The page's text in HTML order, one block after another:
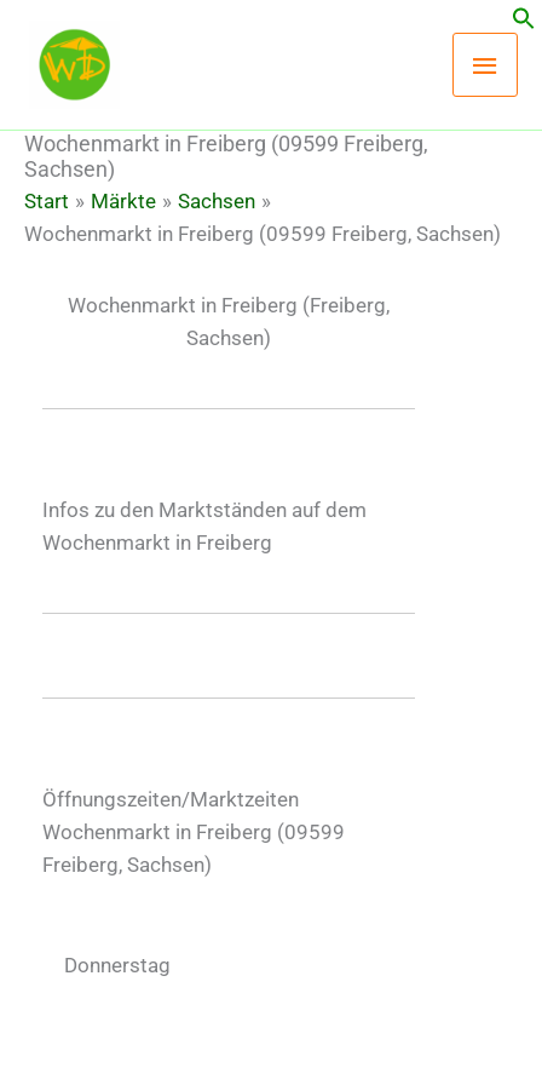
Inhalt
springen
Wochenmarkt in Freiberg (09599 Freiberg,
Sachsen)
Start Märkte
Sachsen
Wochenmarkt in Freiberg (09599 Freiberg, Sachsen)
Wochenmarkt in Freiberg (Freiberg,
Sachsen)
Infos zu den Marktständen auf dem
Wochenmarkt in Freiberg
Öffnungszeiten/Marktzeiten
Wochenmarkt in Freiberg (09599
Freiberg, Sachsen)
Donnerstag